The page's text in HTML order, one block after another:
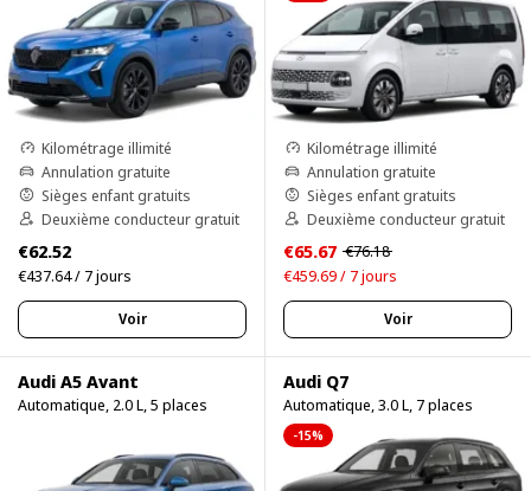
Kilométrage illimité
Annulation gratuite
Sièges enfant gratuits
Deuxième conducteur gratuit
€62.52
€437.64 / 7 jours
Voir
Kilométrage illimité
Annulation gratuite
Sièges enfant gratuits
Deuxième conducteur gratuit
€65.67 €76.18
€459.69 / 7 jours
Voir
Audi A5 Avant
Automatique, 2.0 L, 5 places
Audi Q7
Automatique, 3.0 L, 7 places
-15%